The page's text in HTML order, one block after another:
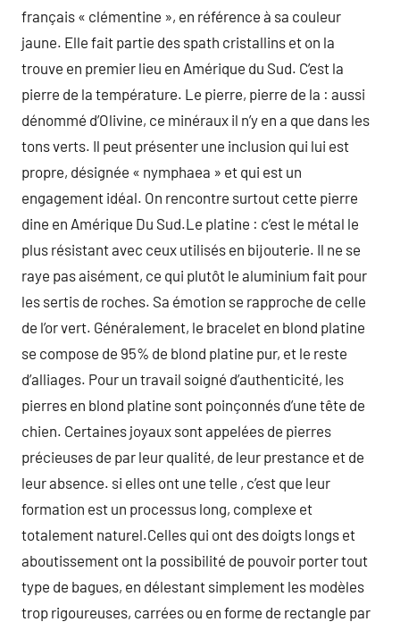
français « clémentine », en référence à sa couleur
jaune. Elle fait partie des spath cristallins et on la
trouve en premier lieu en Amérique du Sud. C’est la
pierre de la température. Le pierre, pierre de la : aussi
dénommé d’Olivine, ce minéraux il n’y en a que dans les
tons verts. Il peut présenter une inclusion qui lui est
propre, désignée « nymphaea » et qui est un
engagement idéal. On rencontre surtout cette pierre
dine en Amérique Du Sud.Le platine : c’est le métal le
plus résistant avec ceux utilisés en bijouterie. Il ne se
raye pas aisément, ce qui plutôt le aluminium fait pour
les sertis de roches. Sa émotion se rapproche de celle
de l’or vert. Généralement, le bracelet en blond platine
se compose de 95% de blond platine pur, et le reste
d’alliages. Pour un travail soigné d’authenticité, les
pierres en blond platine sont poinçonnés d’une tête de
chien. Certaines joyaux sont appelées de pierres
précieuses de par leur qualité, de leur prestance et de
leur absence. si elles ont une telle , c’est que leur
formation est un processus long, complexe et
totalement naturel.Celles qui ont des doigts longs et
aboutissement ont la possibilité de pouvoir porter tout
type de bagues, en délestant simplement les modèles
trop rigoureuses, carrées ou en forme de rectangle par